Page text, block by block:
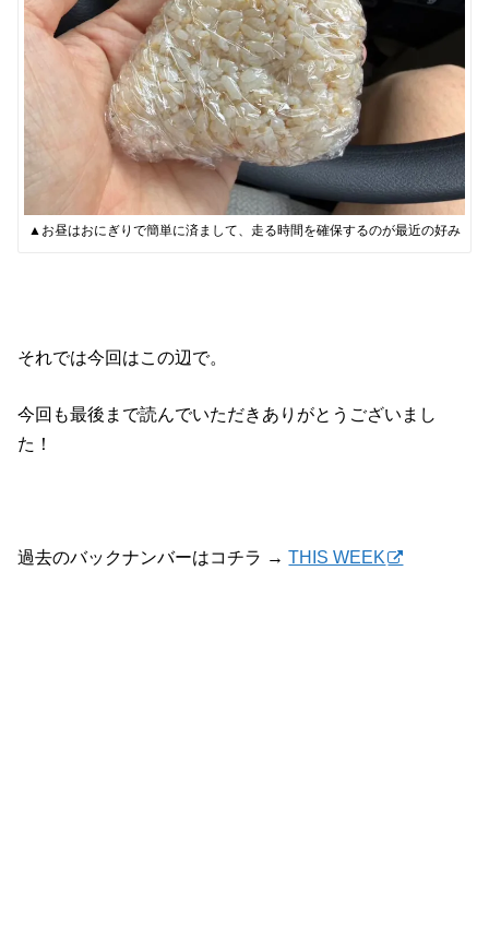
▲お昼はおにぎりで簡単に済まして、走る時間を確保するのが最近の好み
それでは今回はこの辺で。
今回も最後まで読んでいただきありがとうございまし
た！
過去のバックナンバーはコチラ →THIS WEEK